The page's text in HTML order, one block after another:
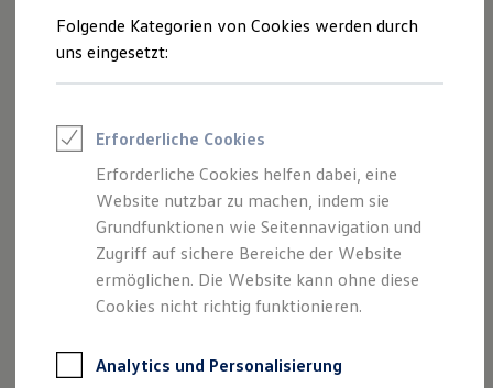
Feuerwehr
Rettungsdienste
ONE Business ID Vorteile
Fahrzeugsuche & Marktplatz
Digitaler Marktplatz
Kauf & Finanzierung
Online-Fahrzeugbewertung
Aktionen & Angebote
E-Auto-Förderung
Für Privatkunden
Für Gewerbekunden
Profi Paket
TopDeal
Zertifizierte Gebrauchtwagen
Folgende Kategorien von Cookies werden durch
uns eingesetzt:
Erforderliche Cookies
Erforderliche Cookies helfen dabei, eine
Website nutzbar zu machen, indem sie
Grundfunktionen wie Seitennavigation und
Zugriff auf sichere Bereiche der Website
ermöglichen. Die Website kann ohne diese
Cookies nicht richtig funktionieren.
Analytics und Personalisierung